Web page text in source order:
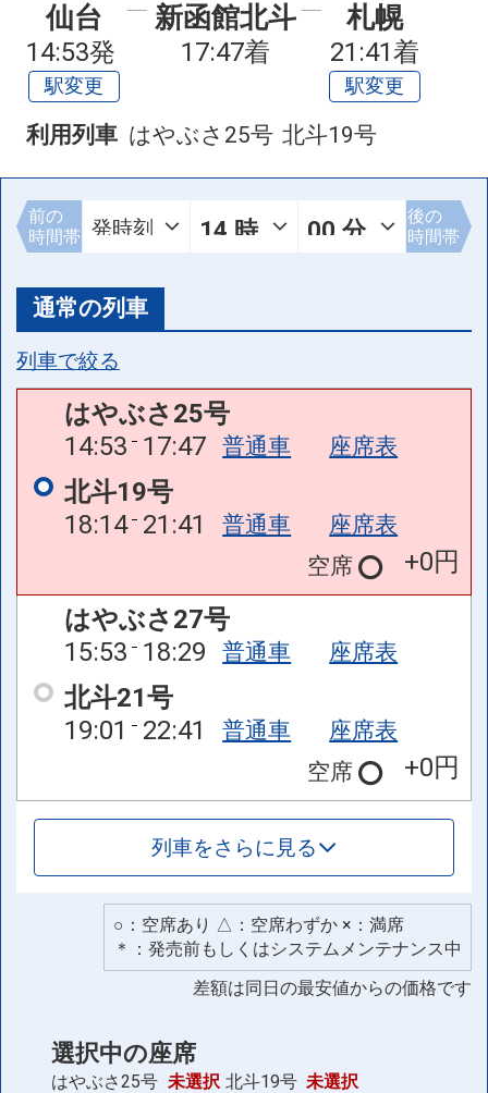
仙台
14:53発
駅変更
新函館北斗
17:47着
札幌
21:41着
駅変更
利用列車 はやぶさ25号 北斗19号
前の
時間帯
後の
時間帯
通常の列車
列車で絞る
はやぶさ25号
14:53 17:47 普通車 座席表
北斗19号
18:14 21:41 普通車
座席表
空席
+0円
はやぶさ27号
15:53 18:29 普通車 座席表
北斗21号
19:01
22:41 普通車
座席表
空席
+0円
列車をさらに見る
○：空席あり △：空席わずか ×：満席
＊：発売前もしくはシステムメンテナンス中
差額は同日の最安値からの価格です
選択中の座席
はやぶさ25号 未選択 北斗19号 未選択